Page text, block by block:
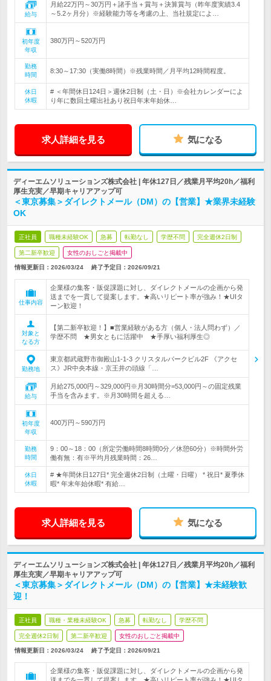
給与
月給22万円～30万円＋諸手当＋賞与＋決算賞与（昨年度実績3.4
～5.2ヶ月分）※経験能力等を考慮の上、当社規定によ…
初年度
年収
380万円～520万円
勤務
時間
8:30～17:30（実働8時間）※残業時間／月平均12時間程度。
休日
休暇
# ＜年間休日124日＞週休2日制（土・日）※会社カレンダーによ
り年に数回土曜出社あり祝日年末年始休…
求人詳細を見る 気になる
ディーエムソリューションズ株式会社 | 年休127日／残業月平均20h／福利
厚生充実／早期キャリアアップ可
＜東京募集＞ダイレクトメール（DM）の【営業】★業界未経験
OK
正社員 職種未経験OK 急募 転勤なし 学歴不問 完全週休2日制
第二新卒歓迎 女性のおしごと掲載中
情報更新日：2026/03/24 終了予定日： 2026/09/21
仕事内容
企業様の集客・販促課題に対し、ダイレクトメールの企画から発
送までを一貫して提案します。★高いリピート率が強み！★UIタ
ーン歓迎！
対象と
なる方
【第二新卒歓迎！】■営業経験がある方（個人・法人問わず）／
学歴不問 ★男女ともに活躍中 ★手厚い福利厚生◎
勤務地
東京都武蔵野市御殿山1-1-3 クリスタルパークビル2F 《アクセ
ス》JR中央本線・京王井の頭線「…
給与
月給275,000円～329,000円※月30時間分=53,000円～の固定残業
手当を含みます。※月30時間を超える…
初年度
年収
400万円～590万円
勤務
時間
9：00～18：00（所定労働時間8時間0分／休憩60分）※時間外労
働有無：有※平均月残業時間：26…
休日
休暇
# ★年間休日127日* 完全週休2日制（土曜・日曜） * 祝日* 夏季休
暇* 年末年始休暇* 有給…
求人詳細を見る 気になる
ディーエムソリューションズ株式会社 | 年休127日／残業月平均20h／福利
厚生充実／早期キャリアアップ可
＜東京募集＞ダイレクトメール（DM）の【営業】★未経験歓
迎！
正社員 職種・業種未経験OK 急募 転勤なし 学歴不問
完全週休2日制 第二新卒歓迎 女性のおしごと掲載中
情報更新日：2026/03/24 終了予定日： 2026/09/21
企業様の集客・販促課題に対し、ダイレクトメールの企画から発